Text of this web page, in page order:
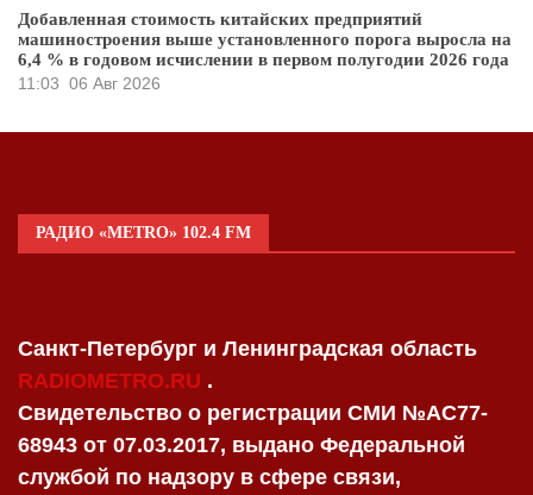
Добавленная стоимость китайских предприятий
машиностроения выше установленного порога выросла на
6,4 % в годовом исчислении в первом полугодии 2026 года
11:03 06 Авг 2026
РАДИО «METRO» 102.4 FM
Санкт-Петербург и Ленинградская область
RADIOMETRO.RU .
Свидетельство о регистрации СМИ №AC77-
68943 от 07.03.2017, выдано Федеральной
службой по надзору в сфере связи,